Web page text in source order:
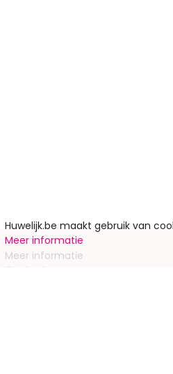
Meer informatie
Contacteer ons
Huwelijk.be maakt gebruik van
Meer informatie